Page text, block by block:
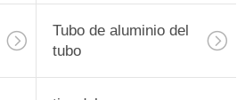
Tubo de aluminio del
tubo